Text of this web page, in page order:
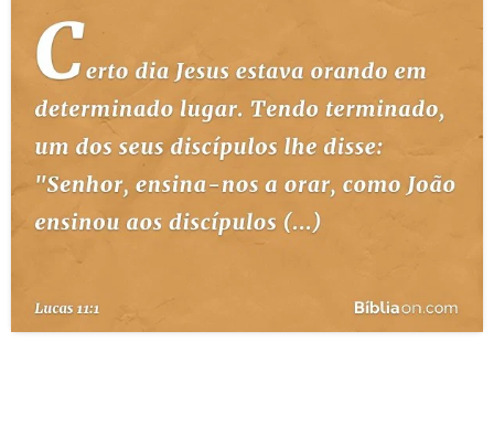
ESTUDOS BÍBLICOS
ESBOÇOS DE PREGAÇÃO
TEMAS
PERGUNTE À BÍBLIA IA
QUEM SOMOS